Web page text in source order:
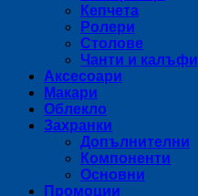
Кепчета
Ролери
Столове
Чанти и калъфи
Аксесоари
Макари
Облекло
Захранки
Допълнителни
Компоненти
Основни
Промоции